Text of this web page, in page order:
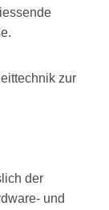
zur
der
und